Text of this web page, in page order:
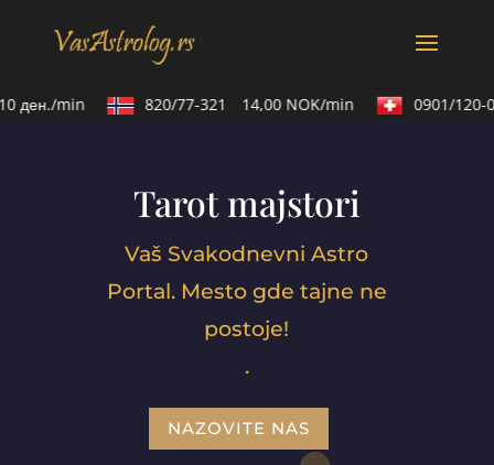
min 820/77-321 14,00 NOK/min 0901/120-
Tarot majstori
Vaš Svakodnevni Astro
Portal. Mesto gde tajne ne
postoje!
.
NAZOVITE NAS